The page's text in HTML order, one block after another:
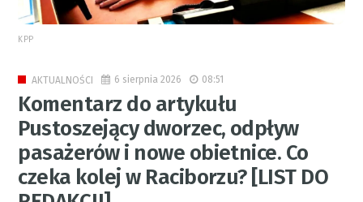
KPP
AKTUALNOŚCI 6 sierpnia 2026 08:51
Komentarz do artykułu
Pustoszejący dworzec, odpływ
pasażerów i nowe obietnice. Co
czeka kolej w Raciborzu? [LIST DO